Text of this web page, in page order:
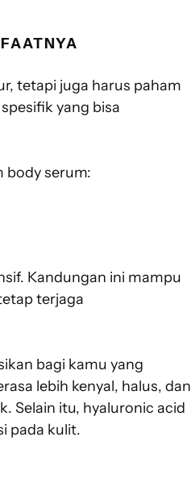
tetapi juga harus paham
yang bisa
body serum:
Kandungan ini mampu
terjaga
bagi kamu yang
lebih kenyal, halus, dan
Selain itu, hyaluronic acid
pada kulit.